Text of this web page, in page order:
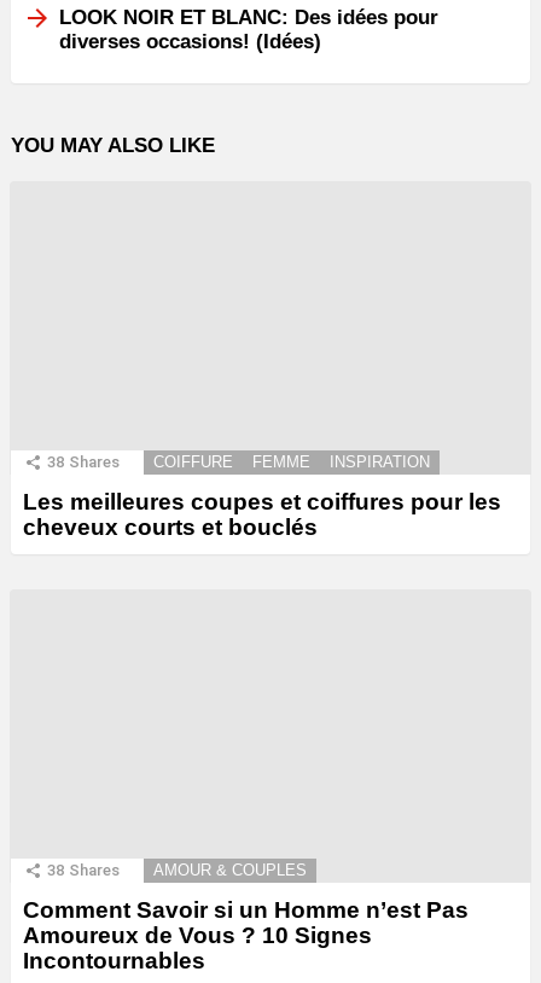
LOOK NOIR ET BLANC: Des idées pour
diverses occasions! (Idées)
YOU MAY ALSO LIKE
38 Shares COIFFURE FEMME INSPIRATION
Les meilleures coupes et coiffures pour les
cheveux courts et bouclés
38 Shares AMOUR & COUPLES
Comment Savoir si un Homme n’est Pas
Amoureux de Vous ? 10 Signes
Incontournables